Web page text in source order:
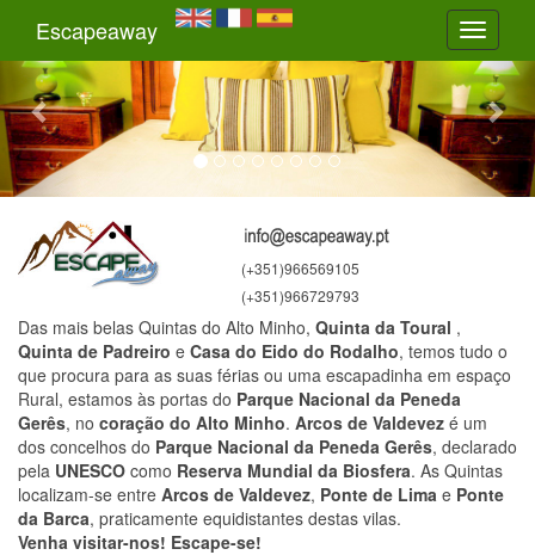
Toggle
Escapeaway
Previous
(+351)966569105
(+351)966729793
Das mais belas Quintas do Alto Minho, Quinta da Toural ,
Quinta de Padreiro e Casa do Eido do Rodalho, temos tudo o
que procura para as suas férias ou uma escapadinha em espaço
Rural, estamos às portas do Parque Nacional da Peneda
Gerês, no coração do Alto Minho. Arcos de Valdevez é um
dos concelhos do Parque Nacional da Peneda Gerês, declarado
pela UNESCO como Reserva Mundial da Biosfera. As Quintas
localizam-se entre Arcos de Valdevez, Ponte de Lima e Ponte
da Barca, praticamente equidistantes destas vilas.
Venha visitar-nos! Escape-se!